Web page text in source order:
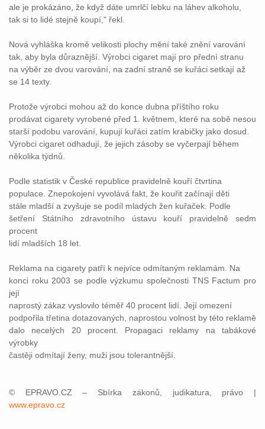
ale je prokázáno, že když dáte umrlčí lebku na láhev alkoholu,
tak si to lidé stejně koupí," řekl.
Nová vyhláška kromě velikosti plochy mění také znění varování
tak, aby byla důraznější. Výrobci cigaret mají pro přední stranu
na výběr ze dvou varování, na zadní straně se kuřáci setkají až
se 14 texty.
Protože výrobci mohou až do konce dubna příštího roku
prodávat cigarety vyrobené před 1. květnem, které na sobě nesou
starší podobu varování, kupují kuřáci zatím krabičky jako dosud.
Výrobci cigaret odhadují, že jejich zásoby se vyčerpají během
několika týdnů.
Podle statistik v České republice pravidelně kouří čtvrtina
populace. Znepokojení vyvolává fakt, že kouřit začínají děti
stále mladší a zvyšuje se podíl mladých žen kuřaček. Podle
šetření Státního zdravotního ústavu kouří pravidelně sedm
procent
lidí mladších 18 let.
Reklama na cigarety patří k nejvíce odmítaným reklamám. Na
konci roku 2003 se podle výzkumu společnosti TNS Factum pro
její
naprostý zákaz vyslovilo téměř 40 procent lidí. Její omezení
podpořila třetina dotazovaných, naprostou volnost by této reklamě
dalo necelých 20 procent. Propagaci reklamy na tabákové
výrobky
častěji odmítají ženy, muži jsou tolerantnější.
© EPRAVO.CZ – Sbírka zákonů, judikatura, právo |
www.epravo.cz